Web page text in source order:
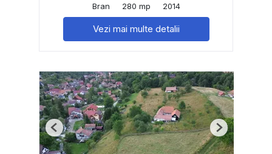
Bran
280 mp 2014
Vezi mai multe detalii
Previous Next